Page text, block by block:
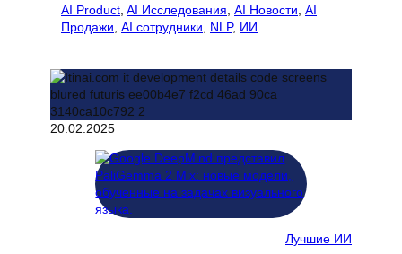
AI Product AI Исследования AI Новости AI
Продажи AI сотрудники NLP, ИИ
20.02.2025
Лучшие ИИ